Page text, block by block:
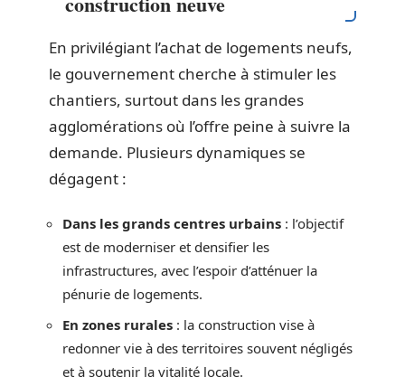
En privilégiant l’achat de logements neufs,
le gouvernement cherche à stimuler les
chantiers, surtout dans les grandes
agglomérations où l’offre peine à suivre la
demande. Plusieurs dynamiques se
dégagent :
Dans les grands centres urbains : l’objectif
est de moderniser et densifier les
infrastructures, avec l’espoir d’atténuer la
pénurie de logements.
En zones rurales : la construction vise à
redonner vie à des territoires souvent négligés
et à soutenir la vitalité locale.